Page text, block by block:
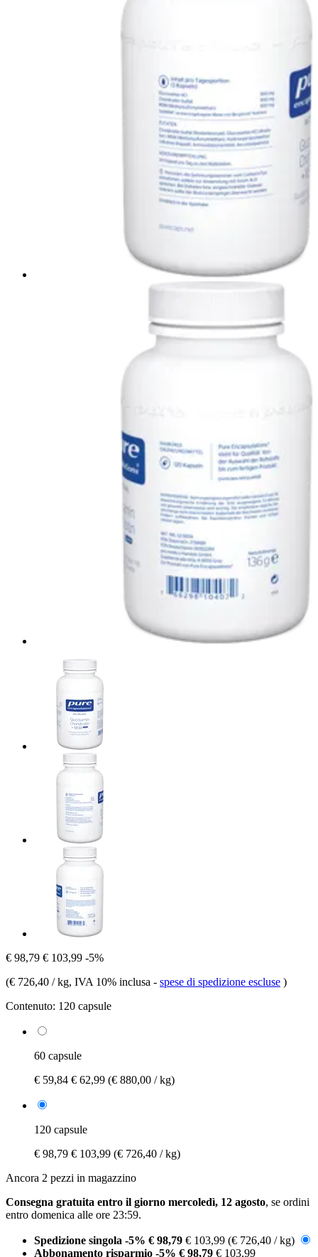
€ 98,79 € 103,99 -5%
(€ 726,40 / kg, IVA 10% inclusa - spese di spedizione escluse )
Contenuto: 120 capsule
60 capsule
€ 59,84 € 62,99 (€ 880,00 / kg)
120 capsule
€ 98,79 € 103,99 (€ 726,40 / kg)
Ancora 2 pezzi in magazzino
Consegna gratuita entro il giorno mercoledì, 12 agosto, se ordini
entro domenica alle ore 23:59.
Spedizione singola -5% € 98,79 € 103,99 (€ 726,40 / kg)
Abbonamento risparmio -5% € 98,79 € 103,99